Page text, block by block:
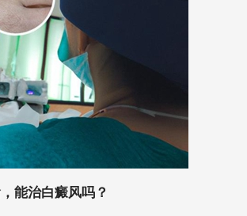
能治白癜风吗？